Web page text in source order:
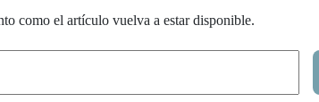
como el artículo vuelva a estar disponible.